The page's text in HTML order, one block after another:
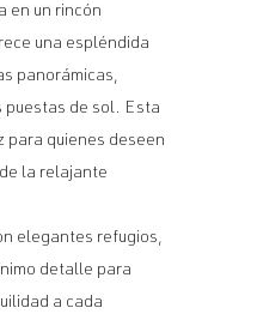
en un rincón
una espléndida
panorámicas,
puestas de sol. Esta
para quienes deseen
la relajante
elegantes refugios,
detalle para
a cada